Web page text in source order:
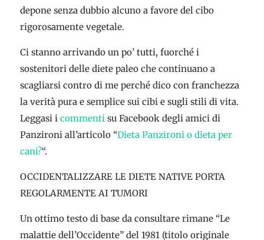
depone senza dubbio alcuno a favore del cibo
rigorosamente vegetale.
Ci stanno arrivando un po’ tutti, fuorché i
sostenitori delle diete paleo che continuano a
scagliarsi contro di me perché dico con franchezza
la verità pura e semplice sui cibi e sugli stili di vita.
Leggasi i commentisu Facebook degli amici di
Panzironi all’articolo “Dieta Panzironi o dieta per
cani?“.
OCCIDENTALIZZARE LE DIETE NATIVE PORTA
REGOLARMENTE AI TUMORI
Un ottimo testo di base da consultare rimane “Le
malattie dell’Occidente” del 1981 (titolo originale